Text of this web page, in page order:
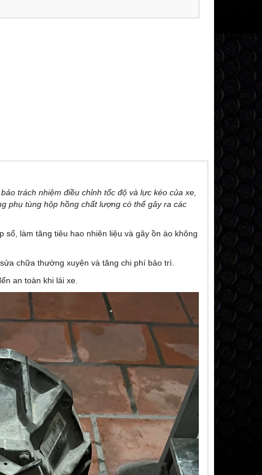
trách nhiệm điều chỉnh tốc độ và lực kéo của xe,
phụ tùng hộp hồng chất lượng có thể gây ra các
làm tăng tiêu hao nhiên liệu và gây ồn ào không
chữa thường xuyên và tăng chi phí bảo trì.
an toàn khi lái xe.